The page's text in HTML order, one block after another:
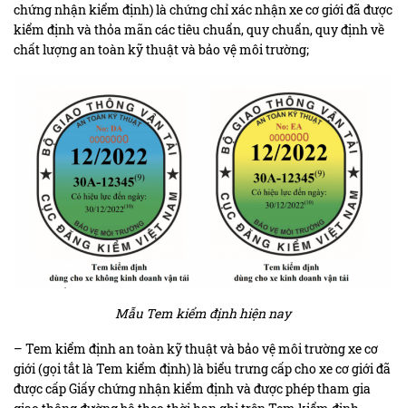
chứng nhận kiểm định) là chứng chỉ xác nhận xe cơ giới đã được
kiểm định và thỏa mãn các tiêu chuẩn, quy chuẩn, quy định về
chất lượng an toàn kỹ thuật và bảo vệ môi trường;
Mẫu Tem kiểm định hiện nay
– Tem kiểm định an toàn kỹ thuật và bảo vệ môi trường xe cơ
giới (gọi tắt là Tem kiểm định) là biểu trưng cấp cho xe cơ giới đã
được cấp Giấy chứng nhận kiểm định và được phép tham gia